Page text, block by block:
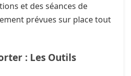
et des séances de
prévues sur place tout
: Les Outils